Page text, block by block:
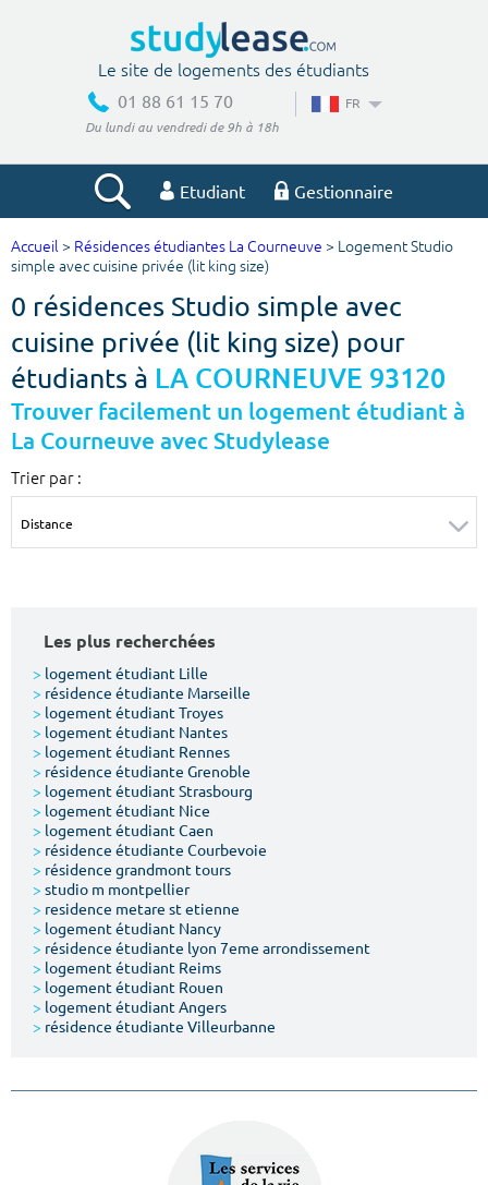
Le site de logements des étudiants
01 88 61 15 70
Du lundi au vendredi de 9h à 18h
FR
Etudiant Gestionnaire
Votre recherche
Ville, école
Budget min
€
Budget max
m² m²
Votre date d'entrée
Chercher
Accueil > Résidences étudiantes La Courneuve > Logement Studio
simple avec cuisine privée (lit king size)
0 résidences Studio simple avec
cuisine privée (lit king size) pour
étudiants à LA COURNEUVE 93120
Trouver facilement un logement étudiant à
La Courneuve avec Studylease
Trier par :
Les plus recherchées
> logement étudiant Lille
> résidence étudiante Marseille
> logement étudiant Troyes
> logement étudiant Nantes
> logement étudiant Rennes
> résidence étudiante Grenoble
> logement étudiant Strasbourg
> logement étudiant Nice
> logement étudiant Caen
> résidence étudiante Courbevoie
> résidence grandmont tours
> studio m montpellier
> residence metare st etienne
> logement étudiant Nancy
> résidence étudiante lyon 7eme arrondissement
> logement étudiant Reims
> logement étudiant Rouen
> logement étudiant Angers
> résidence étudiante Villeurbanne